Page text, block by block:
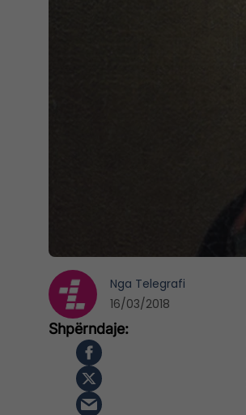
Nga Telegrafi
16/03/2018